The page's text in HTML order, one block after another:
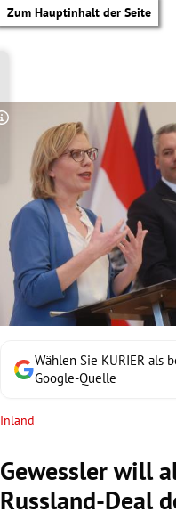
Zum Hauptinhalt der Seite
Untermenü
Untermenü
Untermenü
Untermenü
Wählen Sie KURIER als
Google-Quelle
Inland
Gewessler will
Russland-Deal
Copyright-Hinweis öffnen/